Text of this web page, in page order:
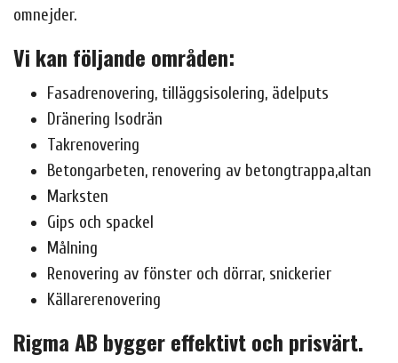
omnejder.
Vi kan följande områden:
Fasadrenovering, tilläggsisolering, ädelputs
Dränering Isodrän
Takrenovering
Betongarbeten, renovering av betongtrappa,altan
Marksten
Gips och spackel
Målning
Renovering av fönster och dörrar, snickerier
Källarerenovering
Rigma AB bygger effektivt och prisvärt.